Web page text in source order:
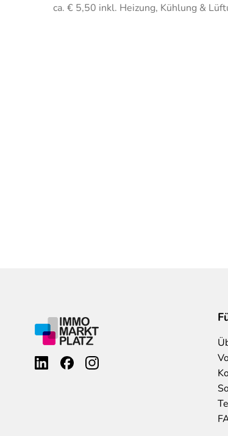
ca. € 5,50 inkl. Heizung, Kühlung &